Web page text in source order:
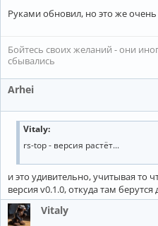
Руками обновил, но это же
Бойтесь своих желаний - они
сбывались
Arhei
Vitaly:
rs-top - версия растёт...
и это удивительно, учитывая то
версия v0.1.0, откуда там
Vitaly